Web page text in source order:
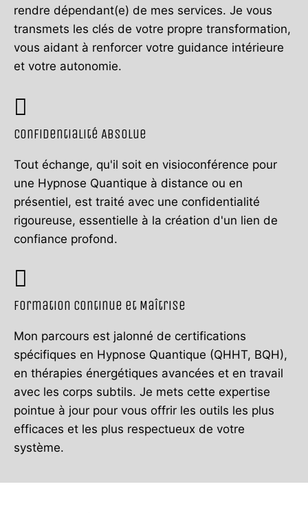
rendre dépendant(e) de mes services. Je vous
transmets les clés de votre propre transformation,
vous aidant à renforcer votre guidance intérieure
et votre autonomie.
Confidentialité Absolue
Tout échange, qu'il soit en visioconférence pour
une Hypnose Quantique à distance ou en
présentiel, est traité avec une confidentialité
rigoureuse, essentielle à la création d'un lien de
confiance profond.
Formation Continue et Maîtrise
Mon parcours est jalonné de certifications
spécifiques en Hypnose Quantique (QHHT, BQH),
en thérapies énergétiques avancées et en travail
avec les corps subtils. Je mets cette expertise
pointue à jour pour vous offrir les outils les plus
efficaces et les plus respectueux de votre
système.